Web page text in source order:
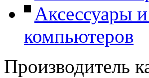
Аксессуары
компьютеров
Производитель